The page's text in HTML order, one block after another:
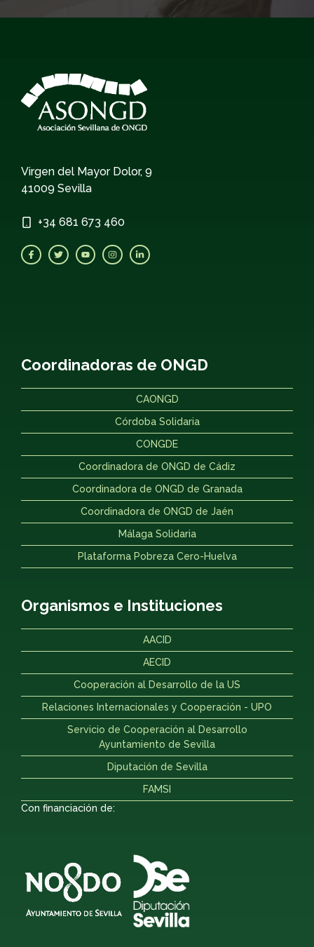
Virgen del Mayor Dolor, 9
41009 Sevilla
+34 681 673 460
Coordinadoras de ONGD
CAONGD
Córdoba Solidaria
CONGDE
Coordinadora de ONGD de Cádiz
Coordinadora de ONGD de Granada
Coordinadora de ONGD de Jaén
Málaga Solidaria
Plataforma Pobreza Cero-Huelva
Organismos e Instituciones
AACID
AECID
Cooperación al Desarrollo de la US
Relaciones Internacionales y Cooperación - UPO
Servicio de Cooperación al Desarrollo
Ayuntamiento de Sevilla
Diputación de Sevilla
FAMSI
Con financiación de: